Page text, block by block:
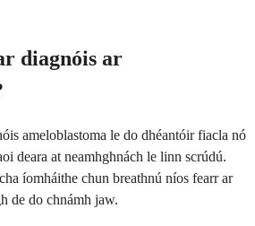
diagnóis ar
ameloblastoma le do dhéantóir fiacla nó
deara at neamhghnách le linn scrúdú.
íomháithe chun breathnú níos fearr ar
de do chnámh jaw.